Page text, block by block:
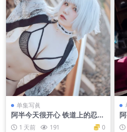
单集写眞
阿半今天很开心 铁道上的忍者
[27P-401MB]
1 天前 191 0